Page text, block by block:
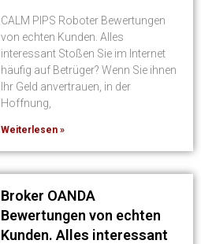
CALM PIPS Roboter Bewertungen
von echten Kunden. Alles
interessant Stoßen Sie im Internet
häufig auf Betrüger? Wenn Sie ihnen
Ihr Geld anvertrauen, in der
Hoffnung,
Weiterlesen »
Broker OANDA
Bewertungen von echten
Kunden. Alles interessant